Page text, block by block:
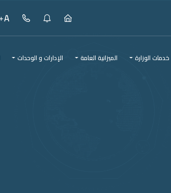
خدمات الوزارة الميزانية العامة الإدارات و الوحدات